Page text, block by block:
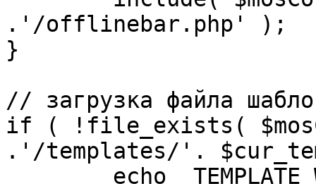
.'/offlinebar.php' );
}
// загрузка файла
if ( !file_exists(
.'/templates/'.